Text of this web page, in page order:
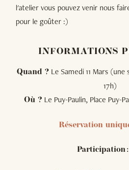
l'atelier vous pouvez venir nous
pour le goûter :)
INFORMATIONS
Quand ?Le Samedi 11 Mars (une
17h)
Où ? Le Puy-Paulin, Place Puy-
Réservation
Participation :